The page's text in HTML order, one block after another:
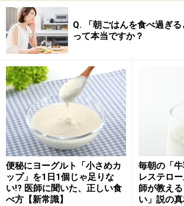
減塩しおは「塩化カリウム」が多い
が悪い人には禁忌
減塩商品を使わずに減塩する方法
なぜ「塩化ナトリウム」を
ム」に置き換えるのか？
「塩」という漢字には2つの読み方
お」と読む場合と「えん」と読む場合
Q. 「朝ごはんを食べ過ぎる
って本当ですか？
便秘にヨーグルト「小さめカ
ップ」を1日1個じゃ足りな
い!? 医師に聞いた、正しい食
べ方【新常識】
毎朝の「
レステロ
師が教え
い」説の